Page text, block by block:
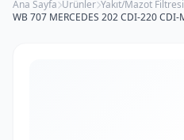
Ana Sayfa Ürünler Yakıt/Mazot Filtresi